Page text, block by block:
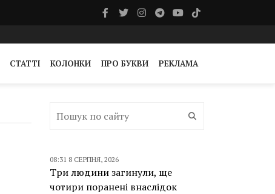
СТАТТІ КОЛОНКИ ПРО БУКВИ РЕКЛАМА
08:31 8 СЕРПНЯ, 2026
Три людини загинули, ще
чотири поранені внаслідок